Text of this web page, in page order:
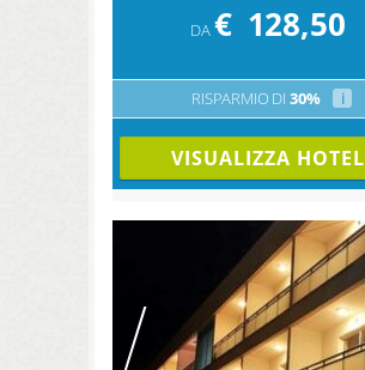
DA€ 128,50
RISPARMIO DI 30% i
VISUALIZZA HOTEL